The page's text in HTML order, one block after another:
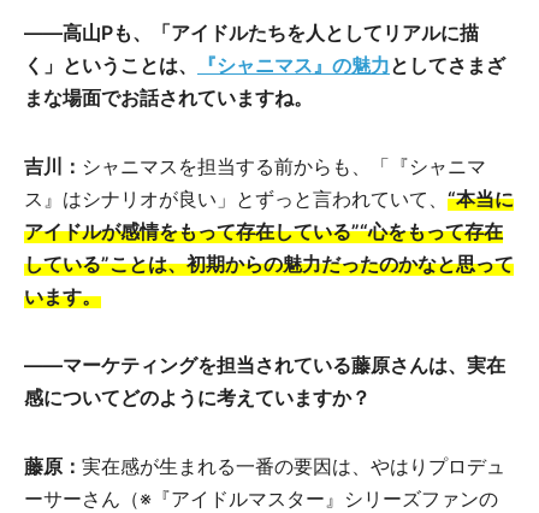
――高山Pも、「アイドルたちを人としてリアルに描
く」ということは、
『シャニマス』の魅力としてさまざ
まな場面でお話されていますね。
吉川： シャニマスを担当する前からも、「『シャニマ
ス』はシナリオが良い」とずっと言われていて、 “本当に
アイドルが感情をもって存在している”“心をもって存在
している”ことは、初期からの魅力だったのかなと思って
います。
――マーケティングを担当されている藤原さんは、実在
感についてどのように考えていますか？
藤原： 実在感が生まれる一番の要因は、やはりプロデュ
ーサーさん（※『アイドルマスター』シリーズファンの